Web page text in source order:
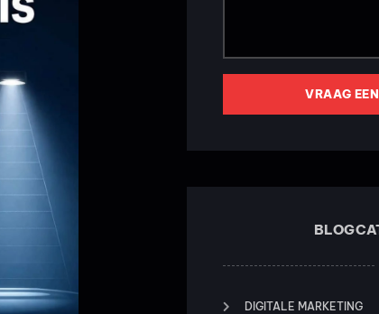
VRAAG
DIGITALE MARKETING